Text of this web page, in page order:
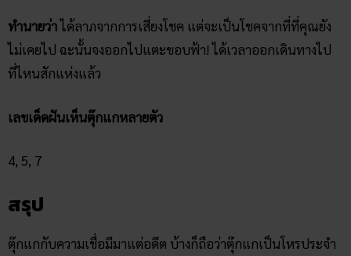
ทำนายว่าได้ลาภจากการเสี่ยงโชค แต่จะเป็นโชคจากที่ที่คุณยัง
ไม่เคยไป ฉะนั้นจงออกไปแตะขอบฟ้า! ได้เวลาออกเดินทางไป
ที่ไหนสักแห่งแล้ว
เลขเด็ดฝันเห็นตุ๊กแกหลายตัว
4, 5, 7
สรุป
ตุ๊กแกกับความเชื่อมีมาแต่อดีต บ้างก็ถือว่าตุ๊กแกเป็นโหรประจำ